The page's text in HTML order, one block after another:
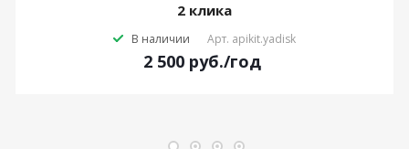
2 клика
В наличии Арт. apikit.yadisk
2 500 руб./год